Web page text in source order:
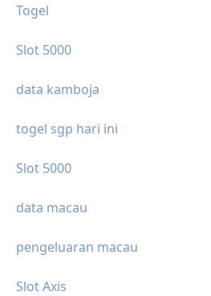
Togel
Slot 5000
data kamboja
togel sgp hari ini
Slot 5000
data macau
pengeluaran macau
Slot Axis